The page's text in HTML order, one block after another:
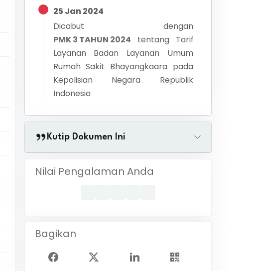
25 Jan 2024
Dicabut dengan
PMK 3 TAHUN 2024
tentang Tarif
Layanan Badan Layanan Umum
Rumah Sakit Bhayangkaara pada
Kepolisian Negara Republik
Indonesia
Kutip Dokumen Ini
Nilai Pengalaman Anda
Bagikan